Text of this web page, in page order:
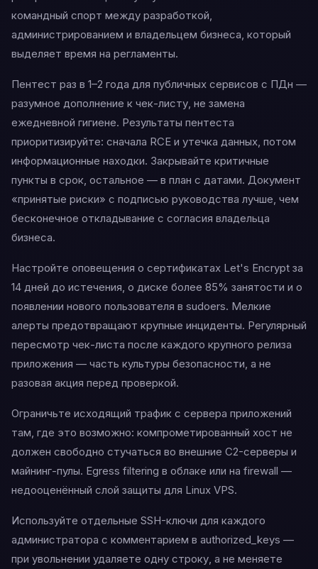
командный спорт между разработкой,
администрированием и владельцем бизнеса, который
выделяет время на регламенты.
Пентест раз в 1–2 года для публичных сервисов с ПДн —
разумное дополнение к чек-листу, не замена
ежедневной гигиене. Результаты пентеста
приоритизируйте: сначала RCE и утечка данных, потом
информационные находки. Закрывайте критичные
пункты в срок, остальное — в план с датами. Документ
«принятые риски» с подписью руководства лучше, чем
бесконечное откладывание с согласия владельца
бизнеса.
Настройте оповещения о сертификатах Let's Encrypt за
14 дней до истечения, о диске более 85% занятости и о
появлении нового пользователя в sudoers. Мелкие
алерты предотвращают крупные инциденты. Регулярный
пересмотр чек-листа после каждого крупного релиза
приложения — часть культуры безопасности, а не
разовая акция перед проверкой.
Ограничьте исходящий трафик с сервера приложений
там, где это возможно: компрометированный хост не
должен свободно стучаться во внешние C2-серверы и
майнинг-пулы. Egress filtering в облаке или на firewall —
недооценённый слой защиты для Linux VPS.
Используйте отдельные SSH-ключи для каждого
администратора с комментарием в authorized_keys —
при увольнении удаляете одну строку, а не меняете